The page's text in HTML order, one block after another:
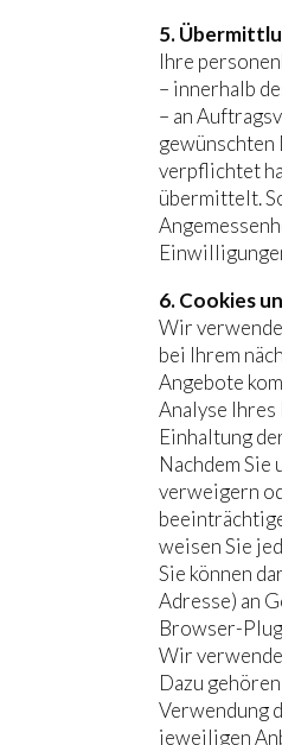
5.
Ihre
– innerhalb
– an
gewünschten
verpflichtet
übermittelt.
6. Cookies
Wir
bei Ihrem
Angebote
Analyse
Einhaltung
Nachdem
verweigern
weisen Sie
Sie können
Adresse) an
Browser-
Wir
Dazu
Verwendung
jeweiligen